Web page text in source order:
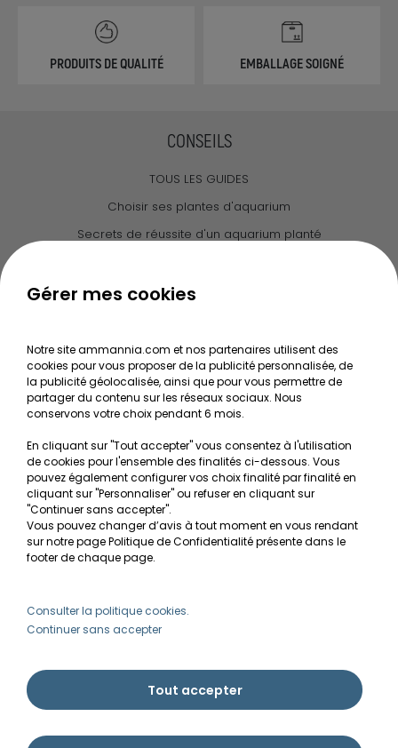
PRODUITS DE QUALITÉ EMBALLAGE SOIGNÉ
CONSEILS
TOUS LES GUIDES
Choisir ses plantes d'aquarium
Secrets de réussite d'un aquarium planté
Le journal d'Ammannia
Recherche de Notices de produits
Mentions légales
Conditions générales de vente
RGPD
MON COMPTE
Avantages
Créer un compte client
Besoin d'aide ?
Gérer mes cookies
Notre site ammannia.com et nos partenaires utilisent des
cookies pour vous proposer de la publicité personnalisée, de
la publicité géolocalisée, ainsi que pour vous permettre de
partager du contenu sur les réseaux sociaux. Nous
conservons votre choix pendant 6 mois.
En cliquant sur "Tout accepter" vous consentez à l'utilisation
de cookies pour l'ensemble des finalités ci-dessous. Vous
pouvez également configurer vos choix finalité par finalité en
cliquant sur "Personnaliser" ou refuser en cliquant sur
"Continuer sans accepter".
Vous pouvez changer d’avis à tout moment en vous rendant
sur notre page Politique de Confidentialité présente dans le
footer de chaque page.
Consulter la politique cookies.
Continuer sans accepter
Tout accepter